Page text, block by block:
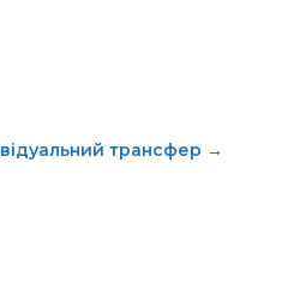
трансфер →